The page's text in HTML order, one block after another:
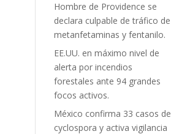
Hombre de Providence se
declara culpable de tráfico de
metanfetaminas y fentanilo.
EE.UU. en máximo nivel de
alerta por incendios
forestales ante 94 grandes
focos activos.
México confirma 33 casos de
cyclospora y activa vigilancia